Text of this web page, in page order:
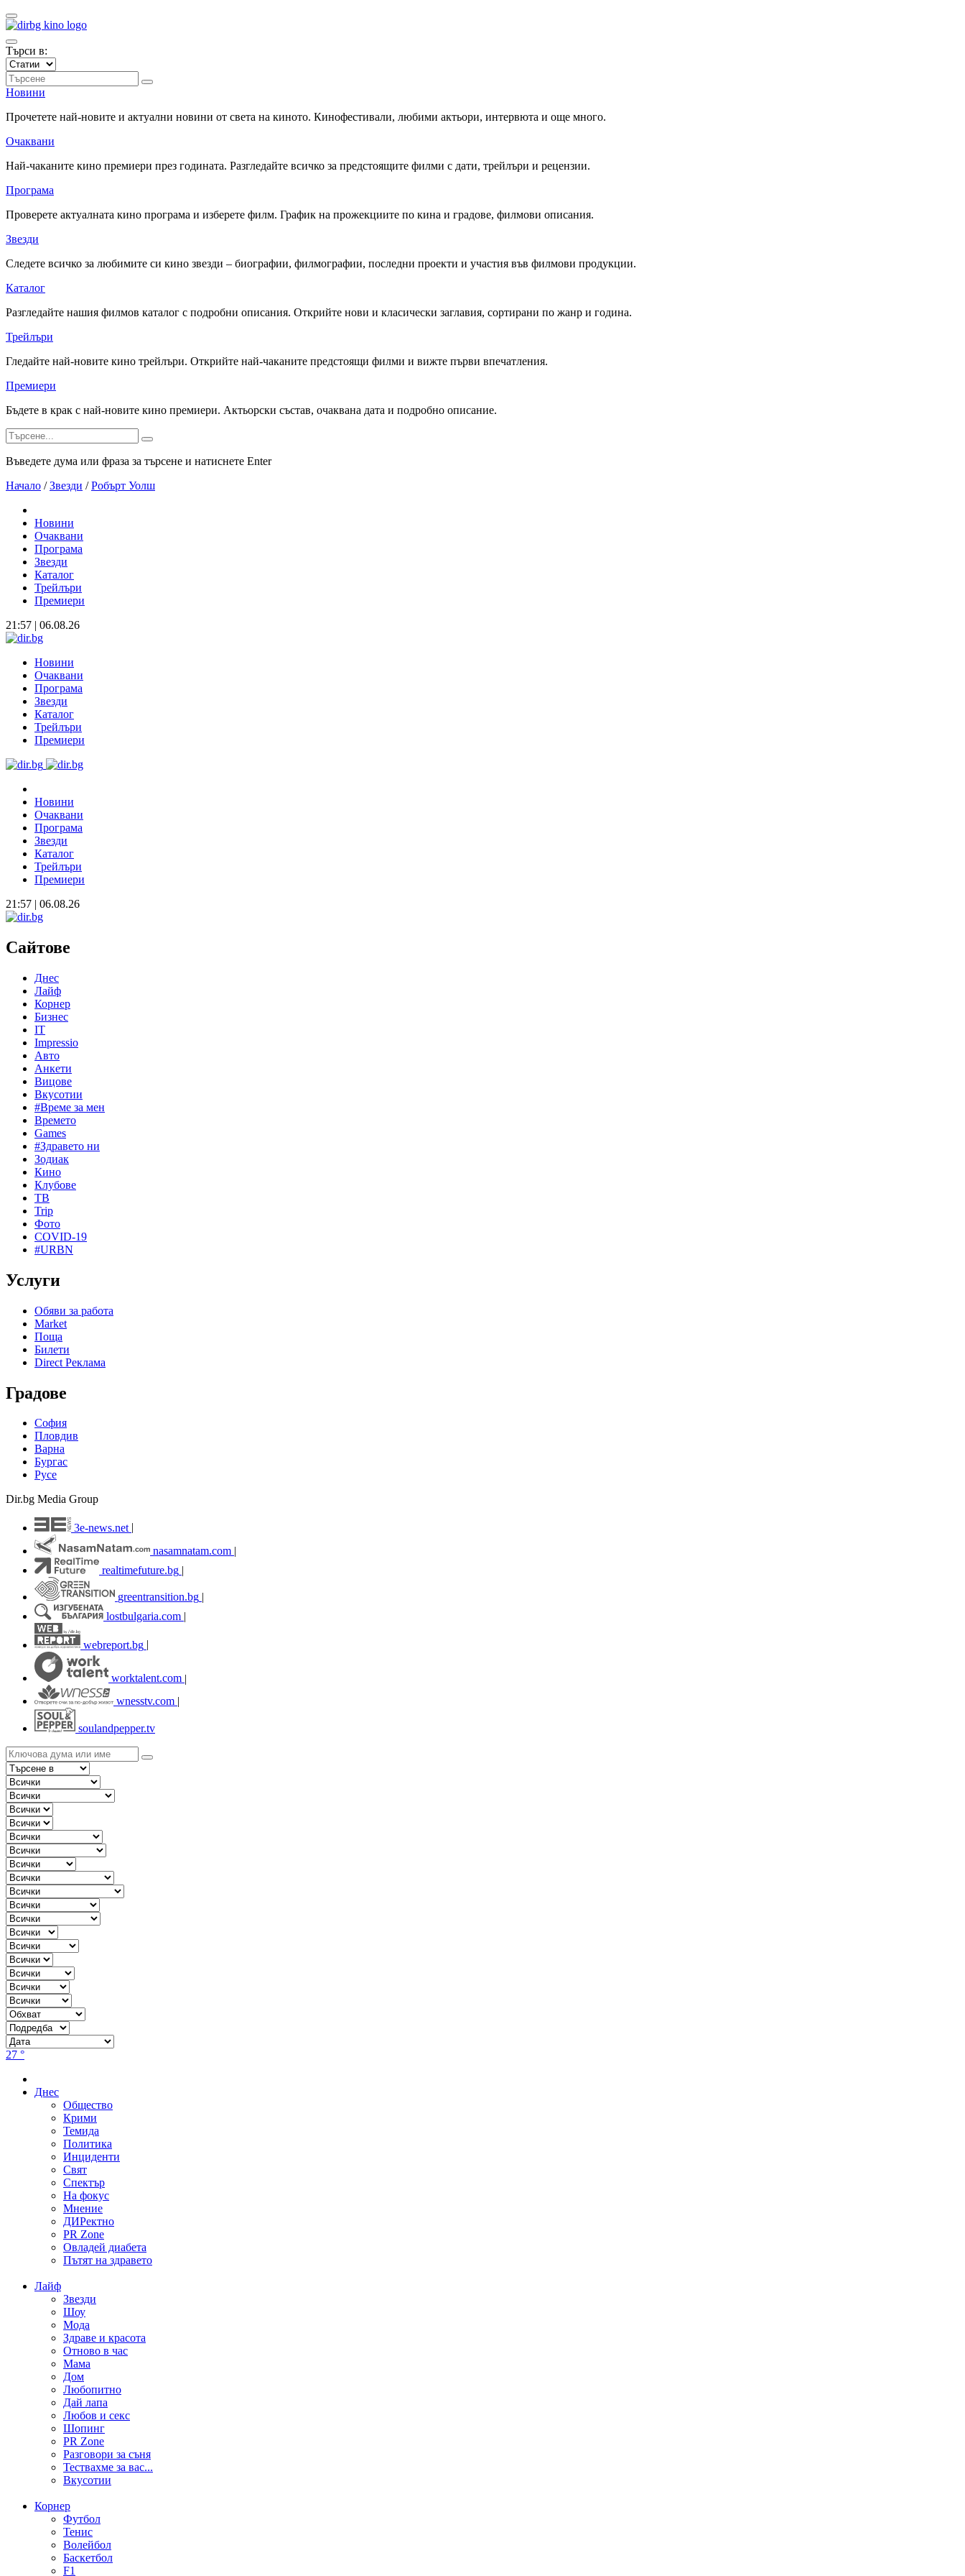
Търси в:
Новини
Прочетете най-новите и актуални новини от света на киното. Кинофестивали, любими актьори, интервюта и още много.
Очаквани
Най-чаканите кино премиери през годината. Разгледайте всичко за предстоящите филми с дати, трейлъри и рецензии.
Програма
Проверете актуалната кино програма и изберете филм. График на прожекциите по кина и градове, филмови описания.
Звезди
Следете всичко за любимите си кино звезди – биографии, филмографии, последни проекти и участия във филмови продукции.
Каталог
Разгледайте нашия филмов каталог с подробни описания. Открийте нови и класически заглавия, сортирани по жанр и година.
Трейлъри
Гледайте най-новите кино трейлъри. Открийте най-чаканите предстоящи филми и вижте първи впечатления.
Премиери
Бъдете в крак с най-новите кино премиери. Актьорски състав, очаквана дата и подробно описание.
Въведете дума или фраза за търсене и натиснете Enter
Начало / Звезди / Робърт Уолш
Новини
Очаквани
Програма
Звезди
Каталог
Трейлъри
Премиери
21:57 | 06.08.26
Новини
Очаквани
Програма
Звезди
Каталог
Трейлъри
Премиери
Новини
Очаквани
Програма
Звезди
Каталог
Трейлъри
Премиери
21:57 | 06.08.26
Сайтове
Днес
Лайф
Корнер
Бизнес
IT
Impressio
Авто
Анкети
Вицове
Вкусотии
#Време за мен
Времето
Games
#Здравето ни
Зодиак
Кино
Клубове
ТВ
Trip
Фото
COVID-19
#URBN
Услуги
Обяви за работа
Market
Поща
Билети
Direct Реклама
Градове
София
Пловдив
Варна
Бургас
Русе
Dir.bg Media Group
3e-news.net
nasamnatam.com |
realtimefuture.bg |
greentransition.bg |
lostbulgaria.com |
webreport.bg
worktalent.com |
wnesstv.com |
soulandpepper.tv
27 °
Днес
Общество
Крими
Темида
Политика
Инциденти
Свят
Спектър
На фокус
Мнение
ДИРектно
PR Zone
Овладей диабета
Пътят на здравето
Лайф
Звезди
Шоу
Мода
Здраве и красота
Отново в час
Мама
Дом
Любопитно
Дай лапа
Любов и секс
Шопинг
PR Zone
Разговори за съня
Тествахме за вас...
Вкусотии
Корнер
Футбол
Тенис
Волейбол
Баскетбол
F1